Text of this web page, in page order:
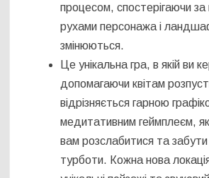
процесом, спостерігаючи за
рухами персонажа і
змінюються.
Це унікальна гра, в якій ви
допомагаючи квітам
відрізняється гарною
медитативним геймплеєм,
вам розслабитися та забути
турботи. Кожна нова